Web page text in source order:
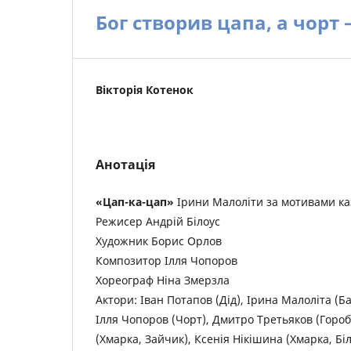
Бог створив цапа, а чорт
Вікторія Котенок
Анотація
«Цап-ка-цап» Ірини Малоліти за мотивами
Режисер Андрій Білоус
Художник Борис Орлов
Композитор Ілля Чопоров
Хореограф Ніна Змерзла
Актори: Іван Потапов (Дід), Ірина Малоліта
Ілля Чопоров (Чорт), Дмитро Третьяков
(Хмарка, Зайчик), Ксенія Нікішина (Хмарка,